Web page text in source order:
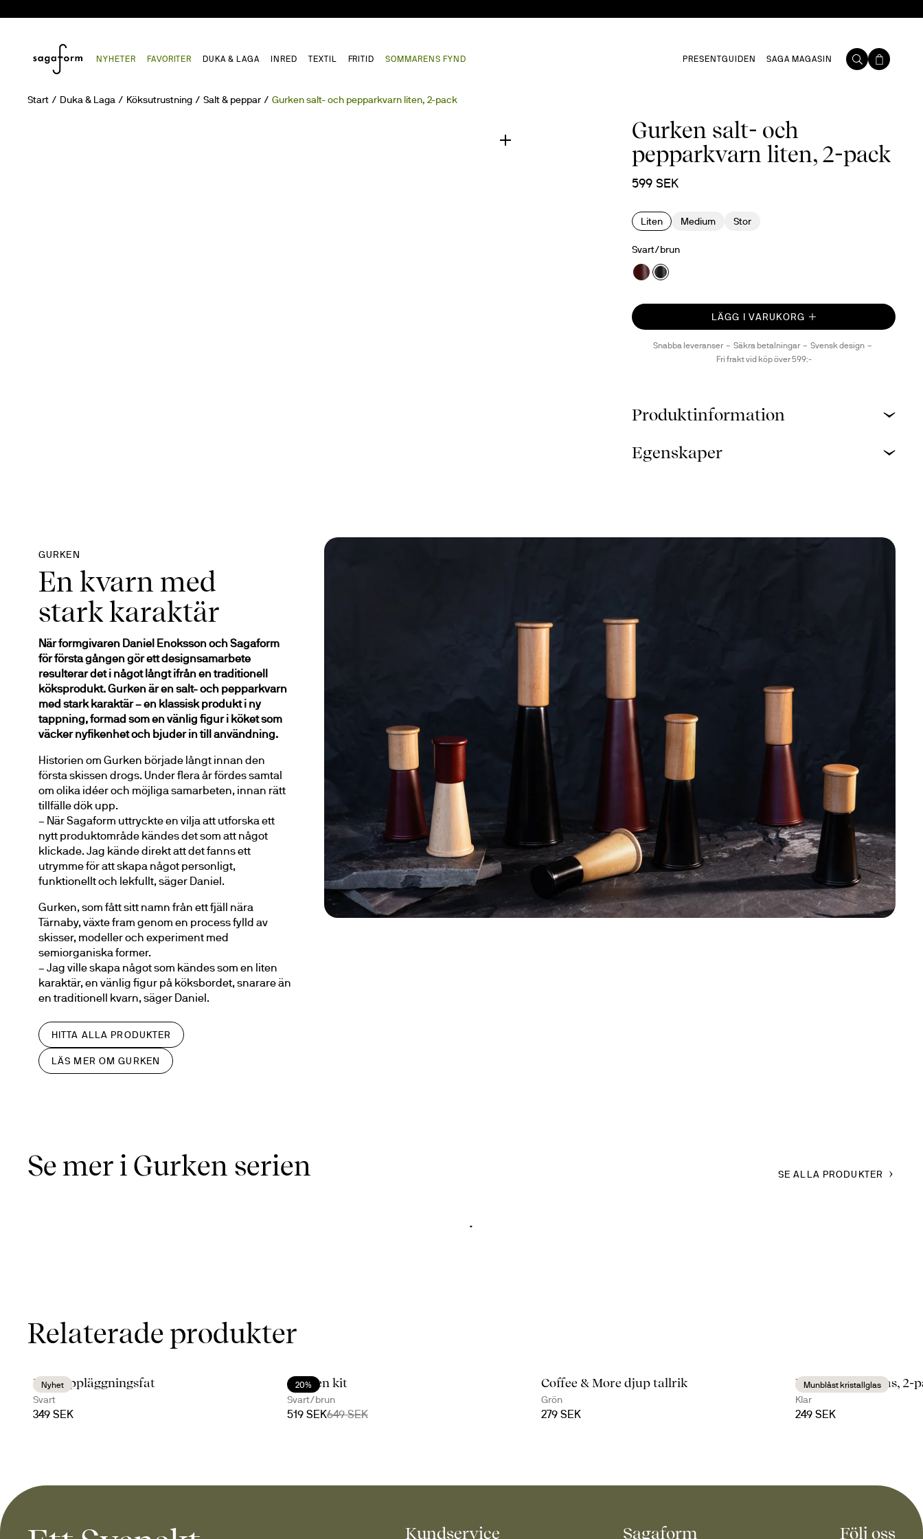
NYHETER FAVORITER DUKA & LAGA INRED TEXTIL FRITID SOMMARENS FYND PRESENTGUIDEN SAGA MAGASIN
Start Duka & Laga Köksutrustning Salt & peppar Gurken salt- och pepparkvarn liten, 2-pack
Gurken salt- och
pepparkvarn liten, 2-pack
599 SEK
Liten Medium Stor
Svart/brun
LÄGG I VARUKORG
Snabba leveranser Säkra betalningar
Svensk design
Fri frakt vid köp över 599:-
Produktinformation
Egenskaper
GURKEN
En kvarn med
stark karaktär
När formgivaren Daniel Enoksson och Sagaform
för första gången gör ett designsamarbete
resulterar det i något långt ifrån en traditionell
köksprodukt. Gurken är en salt- och pepparkvarn
med stark karaktär – en klassisk produkt i ny
tappning, formad som en vänlig figur i köket som
väcker nyfikenhet och bjuder in till användning.
Historien om Gurken började långt innan den
första skissen drogs. Under flera år fördes samtal
om olika idéer och möjliga samarbeten, innan rätt
tillfälle dök upp.
– När Sagaform uttryckte en vilja att utforska ett
nytt produktområde kändes det som att något
klickade. Jag kände direkt att det fanns ett
utrymme för att skapa något personligt,
funktionellt och lekfullt, säger Daniel.
Gurken, som fått sitt namn från ett fjäll nära
Tärnaby, växte fram genom en process fylld av
skisser, modeller och experiment med
semiorganiska former.
– Jag ville skapa något som kändes som en liten
karaktär, en vänlig figur på köksbordet, snarare än
en traditionell kvarn, säger Daniel.
HITTA ALLA PRODUKTER
LÄS MER OM GURKEN
Se mer i Gurken serien SE ALLA PRODUKTER
Relaterade produkter
Nyhet
Inka uppläggningsfat
Svart
349 SEK
20%
Gurken kit
Svart/brun
519 SEK649 SEK
Coffee & More djup tallrik
Grön
279 SEK
Munblåst kristallglas
Blanka vattenglas, 2-
Klar
249 SEK
Kundservice Sagaform Följ oss